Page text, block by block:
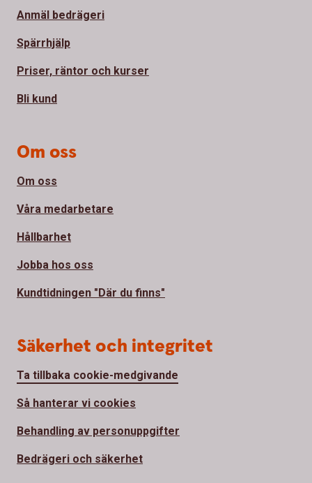
Anmäl bedrägeri
Spärrhjälp
Priser, räntor och kurser
Bli kund
Om oss
Om oss
Våra medarbetare
Hållbarhet
Jobba hos oss
Kundtidningen "Där du finns"
Säkerhet och integritet
Ta tillbaka cookie-medgivande
Så hanterar vi cookies
Behandling av personuppgifter
Bedrägeri och säkerhet